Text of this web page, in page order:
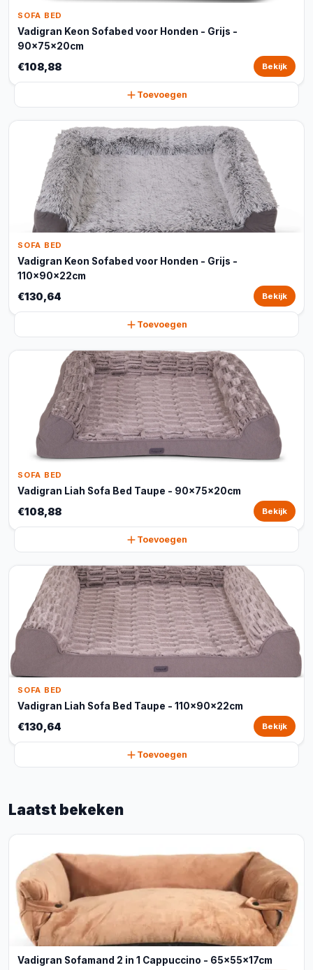
SOFA BED
Vadigran Keon Sofabed voor Honden - Grijs -
90x75x20cm
€108,88 Bekijk
Toevoegen
SOFA BED
Vadigran Keon Sofabed voor Honden - Grijs -
110x90x22cm
€130,64 Bekijk
Toevoegen
SOFA BED
Vadigran Liah Sofa Bed Taupe - 90x75x20cm
€108,88 Bekijk
Toevoegen
SOFA BED
Vadigran Liah Sofa Bed Taupe - 110x90x22cm
€130,64 Bekijk
Toevoegen
Laatst bekeken
Vadigran Sofamand 2 in 1 Cappuccino - 65x55x17cm